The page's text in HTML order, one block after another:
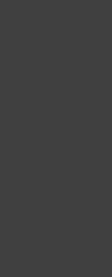
6 mètres et usinés
: pose dans une
profils
notamment
nécessitant une
grâce à des